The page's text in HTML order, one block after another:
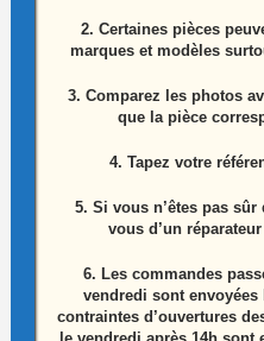
2. Certaines pièces
marques et modèles
3. Comparez les photos
que la pièce
4. Tapez votre
5. Si vous n’êtes pas
vous d’un
6. Les commandes
vendredi sont
contraintes d’ouvertures
le vendredi après 14h